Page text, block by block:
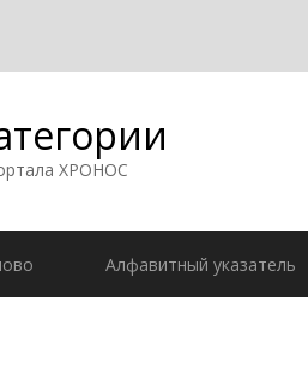
ХРОНОС
Алфавитный указатель